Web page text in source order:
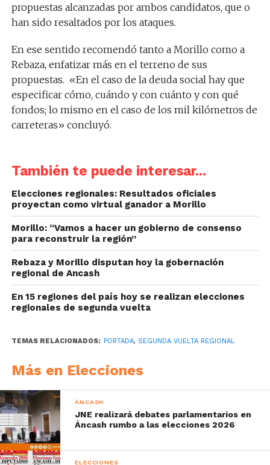
propuestas alcanzadas por ambos candidatos, que o
han sido resaltados por los ataques.
En ese sentido recomendó tanto a Morillo como a
Rebaza, enfatizar más en el terreno de sus
propuestas. «En el caso de la deuda social hay que
especificar cómo, cuándo y con cuánto y con qué
fondos; lo mismo en el caso de los mil kilómetros de
carreteras» concluyó.
También te puede interesar...
Elecciones regionales: Resultados oficiales
proyectan como virtual ganador a Morillo
Morillo: “Vamos a hacer un gobierno de consenso
para reconstruir la región”
Rebaza y Morillo disputan hoy la gobernación
regional de Ancash
En 15 regiones del país hoy se realizan elecciones
regionales de segunda vuelta
TEMAS RELACIONADOS: PORTADA, SEGUNDA VUELTA REGIONAL
Más en Elecciones
ÁNCASH
JNE realizará debates parlamentarios en
Áncash rumbo a las elecciones 2026
ELECCIONES